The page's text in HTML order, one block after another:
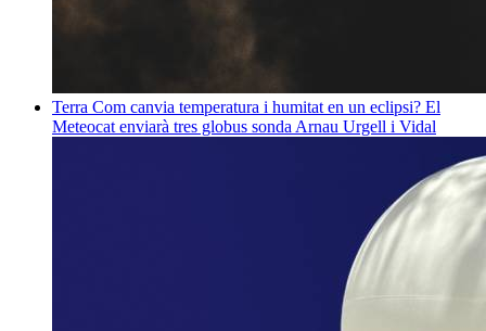
Terra Com canvia temperatura i humitat en un eclipsi? El
Meteocat enviarà tres globus sonda Arnau Urgell i Vidal